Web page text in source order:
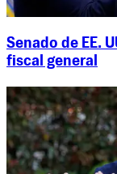
Senado de EE.
fiscal general